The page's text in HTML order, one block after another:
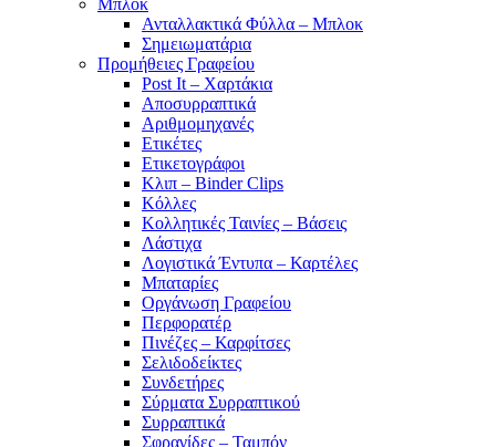
Ανταλλακτικά Φύλλα – Μπλοκ
Σημειωματάρια
Προμήθειες Γραφείου
Post It – Χαρτάκια
Αποσυρραπτικά
Αριθμομηχανές
Ετικέτες
Ετικετογράφοι
Κλιπ – Binder Clips
Κόλλες
Κολλητικές Ταινίες – Βάσεις
Λάστιχα
Λογιστικά Έντυπα – Καρτέλες
Μπαταρίες
Οργάνωση Γραφείου
Περφορατέρ
Πινέζες – Καρφίτσες
Σελιδοδείκτες
Συνδετήρες
Σύρματα Συρραπτικού
Συρραπτικά
Σφραγίδες – Ταμπόν